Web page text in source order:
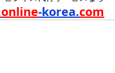
online-korea.com